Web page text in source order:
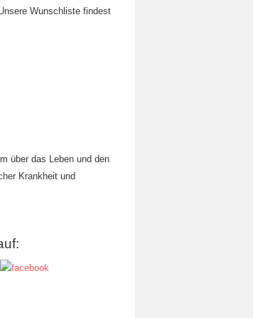
Wunschliste findest
über das Leben und den
Krankheit und